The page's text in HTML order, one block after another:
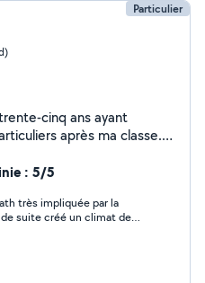
Particulier
cinq ans ayant
après ma classe.
récompense.
: 5/5
très impliquée par la
suite créé un climat de